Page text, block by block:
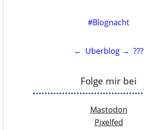
#Blognacht
← Uberblog → ???
Folge mir bei
Mastodon
Pixelfed